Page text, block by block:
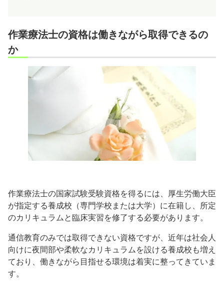
作業療法士の資格は働きながら取得できるの
か
作業療法士の国家試験受験資格を得るには、厚生労働大臣
が指定する養成校（専門学校または大学）に在籍し、所定
のカリキュラムと臨床実習を修了する必要があります。
通信教育のみでは取得できない資格ですが、近年は社会人
向けに夜間部や柔軟なカリキュラムを設ける養成校も増え
ており、働きながら目指せる環境は着実に整ってきていま
す。